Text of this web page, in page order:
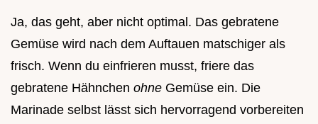
Ja, das geht, aber nicht optimal. Das gebratene
Gemüse wird nach dem Auftauen matschiger als
frisch. Wenn du einfrieren musst, friere das
gebratene Hähnchen ohne Gemüse ein. Die
Marinade selbst lässt sich hervorragend vorbereiten